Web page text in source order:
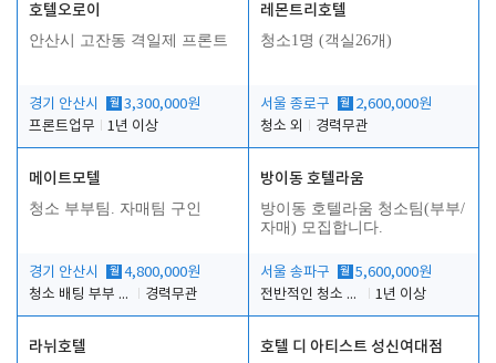
호텔오로이
안산시 고잔동 격일제 프론트
경기 안산시 월 3,300,000원
프론트업무
1년 이상
레몬트리호텔
청소1명 (객실26개)
서울 종로구 월 2,600,000원
청소 외
경력무관
메이트모텔
청소 부부팀. 자매팀 구인
경기 안산시 월 4,800,000원
청소 배팅 부부 구합니다
경력무관
방이동 호텔라움
방이동 호텔라움 청소팀(부부/
자매) 모집합니다.
서울 송파구 월 5,600,000원
전반적인 청소 업무(객실청소.객실정리)
1년 이상
라뉘호텔 호텔 디 아티스트 성신여대점